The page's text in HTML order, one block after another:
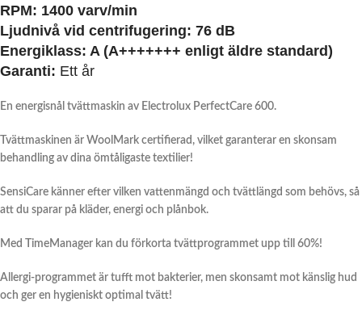
RPM: 1400 varv/min
Ljudnivå vid centrifugering: 76 dB
Energiklass: A (A+++++++ enligt äldre standard)
Garanti: Ett år
En energisnål tvättmaskin av Electrolux PerfectCare 600.
Tvättmaskinen är WoolMark certifierad, vilket garanterar en skonsam
behandling av dina ömtåligaste textilier!
SensiCare känner efter vilken vattenmängd och tvättlängd som behövs, så
att du sparar på kläder, energi och plånbok.
Med TimeManager kan du förkorta tvättprogrammet upp till 60%!
Allergi-programmet är tufft mot bakterier, men skonsamt mot känslig hud
och ger en hygieniskt optimal tvätt!